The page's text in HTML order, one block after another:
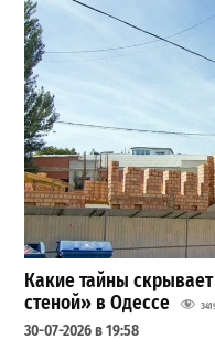
Какие тайны
стеной» в Одессе
30-07-2026 в 19:58